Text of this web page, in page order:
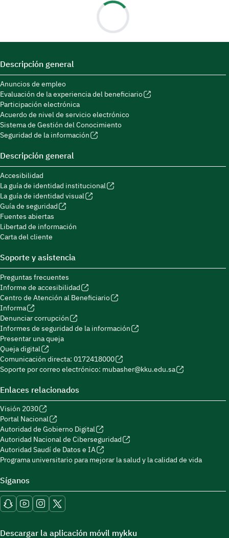
Descripción general
Anuncios de empleo
Evaluación de la experiencia del beneficiario
Participación electrónica
Acuerdo de nivel de servicio electrónico
Sistema de Gestión del Conocimiento
Seguridad de la información
Descripción general
Accesibilidad
La guía de identidad institucional
La guía de identidad visual
Guía de seguridad
Fuentes abiertas
Libertad de información
Carta del cliente
Soporte y asistencia
Preguntas frecuentes
Informe de accesibilidad
Centro de Atención al Beneficiario
Informa
Denunciar corrupción
Informes de seguridad de la información
Presentar una queja
Queja digital
Comunicación directa: 0172418000
Soporte por correo electrónico: mubasher@kku.edu.sa
Enlaces relacionados
Visión 2030
Portal Nacional
Autoridad de Gobierno Digital
Autoridad Nacional de Ciberseguridad
Autoridad Saudí de Datos e IA
Programa universitario para mejorar la salud y la calidad de vida
Síganos
Descargar la aplicación móvil mykku